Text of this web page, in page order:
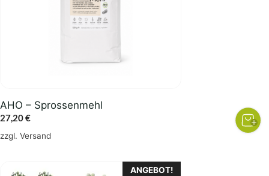
AHO – Sprossenmehl
27,20€
zzgl. Versand
ANGEBOT!